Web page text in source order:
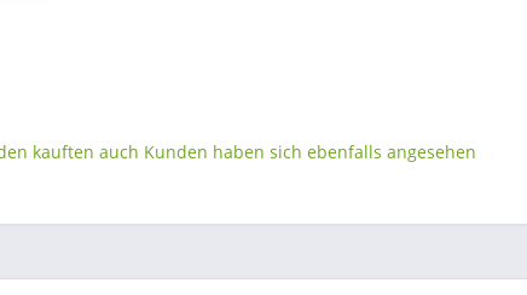
kauften auch Kunden haben sich ebenfalls angesehen